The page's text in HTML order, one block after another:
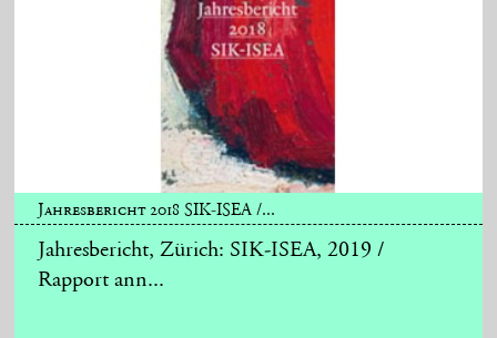
Jahresbericht 2018 SIK-ISEA /...
Jahresbericht, Zürich: SIK-ISEA, 2019 /
Rapport ann...